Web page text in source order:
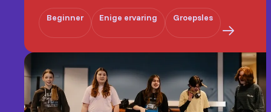
Beginner Enige ervaring Groepsles